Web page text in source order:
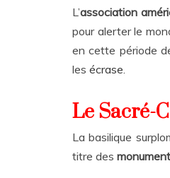
L’association
pour alerter le
en cette période
les écrase.
Le Sacré-
La basilique
titre des